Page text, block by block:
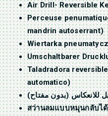
Air Drill- Reversible
Perceuse
mandrin autoserrant)
Wiertarka
Umschaltbarer
Taladradora
automatico)
للانعكاس (بدون مفتاح)
สว่านลมแบบหมุนกลับไ